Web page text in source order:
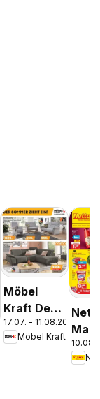
Möbel
Kraft Der
Sommer
zieht ein!
17.07. - 11.08.2026
Möbel Kraft
10.08.